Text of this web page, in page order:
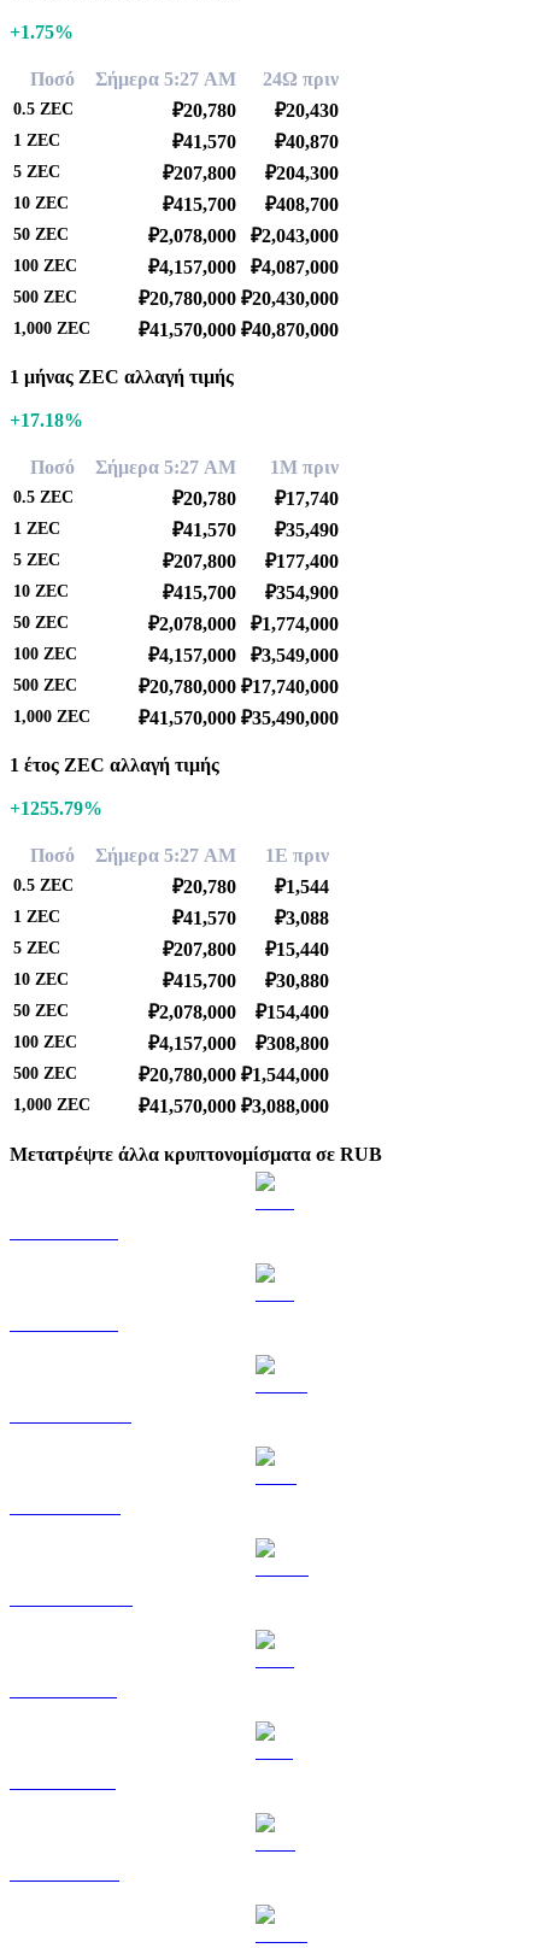
+1.75%
Ποσό Σήμερα 5:27 AM 24Ω πριν
0.5 ZEC ₽20,780 ₽20,430
1 ZEC ₽41,570 ₽40,870
5 ZEC ₽207,800 ₽204,300
10 ZEC ₽415,700 ₽408,700
50 ZEC ₽2,078,000 ₽2,043,000
100 ZEC ₽4,157,000 ₽4,087,000
500 ZEC ₽20,780,000 ₽20,430,000
1,000 ZEC ₽41,570,000 ₽40,870,000
1 μήνας ZEC αλλαγή τιμής
+17.18%
Ποσό Σήμερα 5:27 AM 1Μ πριν
0.5 ZEC ₽20,780 ₽17,740
1 ZEC ₽41,570 ₽35,490
5 ZEC ₽207,800 ₽177,400
10 ZEC ₽415,700 ₽354,900
50 ZEC ₽2,078,000 ₽1,774,000
100 ZEC ₽4,157,000 ₽3,549,000
500 ZEC ₽20,780,000 ₽17,740,000
1,000 ZEC ₽41,570,000 ₽35,490,000
1 έτος ZEC αλλαγή τιμής
+1255.79%
Ποσό Σήμερα 5:27 AM 1Ε πριν
0.5 ZEC ₽20,780 ₽1,544
1 ZEC ₽41,570 ₽3,088
5 ZEC ₽207,800 ₽15,440
10 ZEC ₽415,700 ₽30,880
50 ZEC ₽2,078,000 ₽154,400
100 ZEC ₽4,157,000 ₽308,800
500 ZEC ₽20,780,000 ₽1,544,000
1,000 ZEC ₽41,570,000 ₽3,088,000
Μετατρέψτε άλλα κρυπτονομίσματα σε RUB